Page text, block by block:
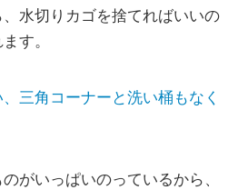
水切りカゴを捨てればいいの
す。
三角コーナーと洗い桶もなく
がいっぱいのっているから、